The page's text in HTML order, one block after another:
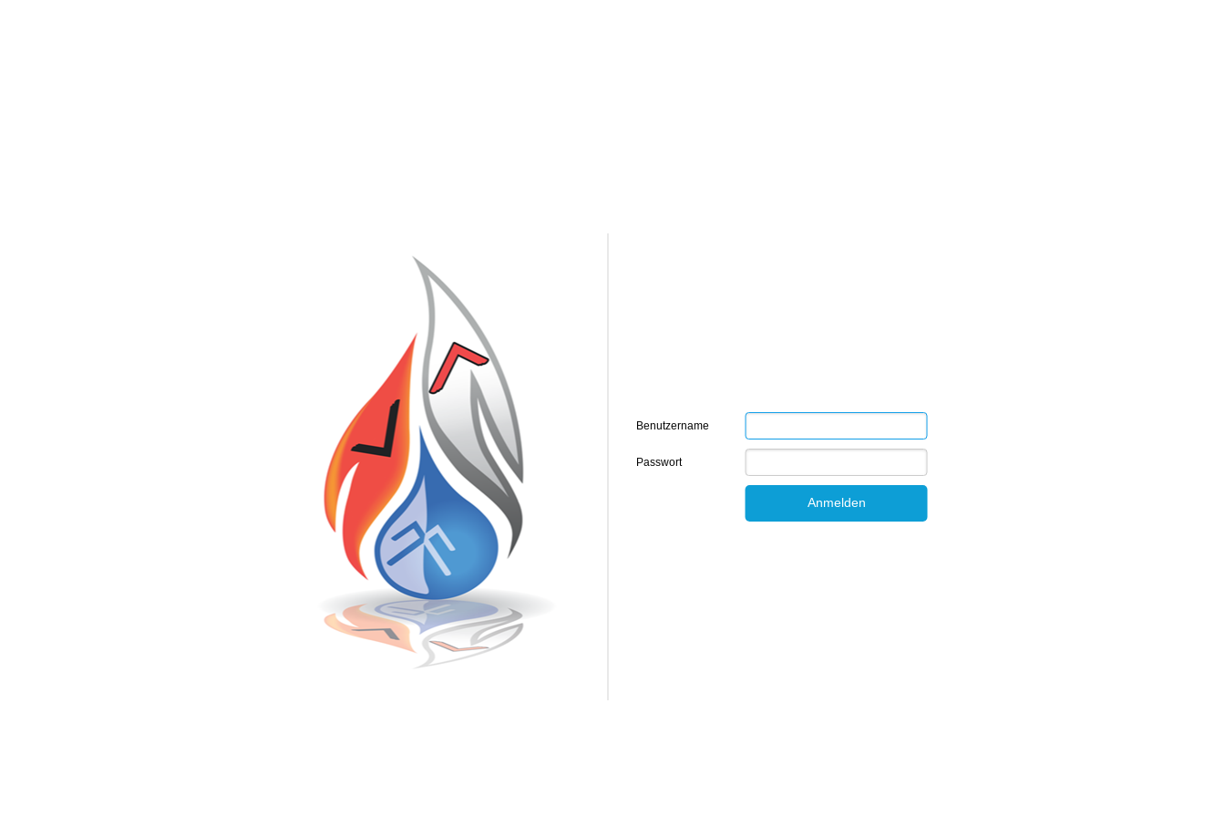
Benutzername
Passwort